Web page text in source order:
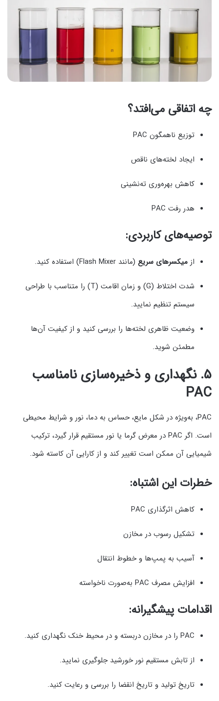
چه اتفاقی می‌افتد؟
توزیع ناهمگون PAC
ایجاد لخته‌های ناقص
کاهش بهره‌وری ته‌نشینی
هدر رفت PAC
توصیه‌های کاربردی:
از میکسرهای سریع (مانند Flash Mixer) استفاده کنید.
شدت اختلاط (G) و زمان اقامت (T) را متناسب با طراحی
سیستم تنظیم نمایید.
وضعیت ظاهری لخته‌ها را بررسی کنید و از کیفیت آن‌ها
مطمئن شوید.
۵. نگهداری و ذخیره‌سازی نامناسب
PAC
PAC، به‌ویژه در شکل مایع، حساس به دما، نور و شرایط محیطی
است. اگر PAC در معرض گرما یا نور مستقیم قرار گیرد، ترکیب
شیمیایی آن ممکن است تغییر کند و از کارایی آن کاسته شود.
خطرات این اشتباه:
کاهش اثرگذاری PAC
تشکیل رسوب در مخازن
آسیب به پمپ‌ها و خطوط انتقال
افزایش مصرف PAC به‌صورت ناخواسته
اقدامات پیشگیرانه:
PAC را در مخازن دربسته و در محیط خنک نگهداری کنید.
از تابش مستقیم نور خورشید جلوگیری نمایید.
تاریخ تولید و تاریخ انقضا را بررسی و رعایت کنید.